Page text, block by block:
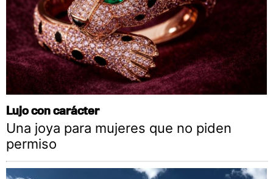
Lujo con carácter
Una joya para mujeres que no piden
permiso